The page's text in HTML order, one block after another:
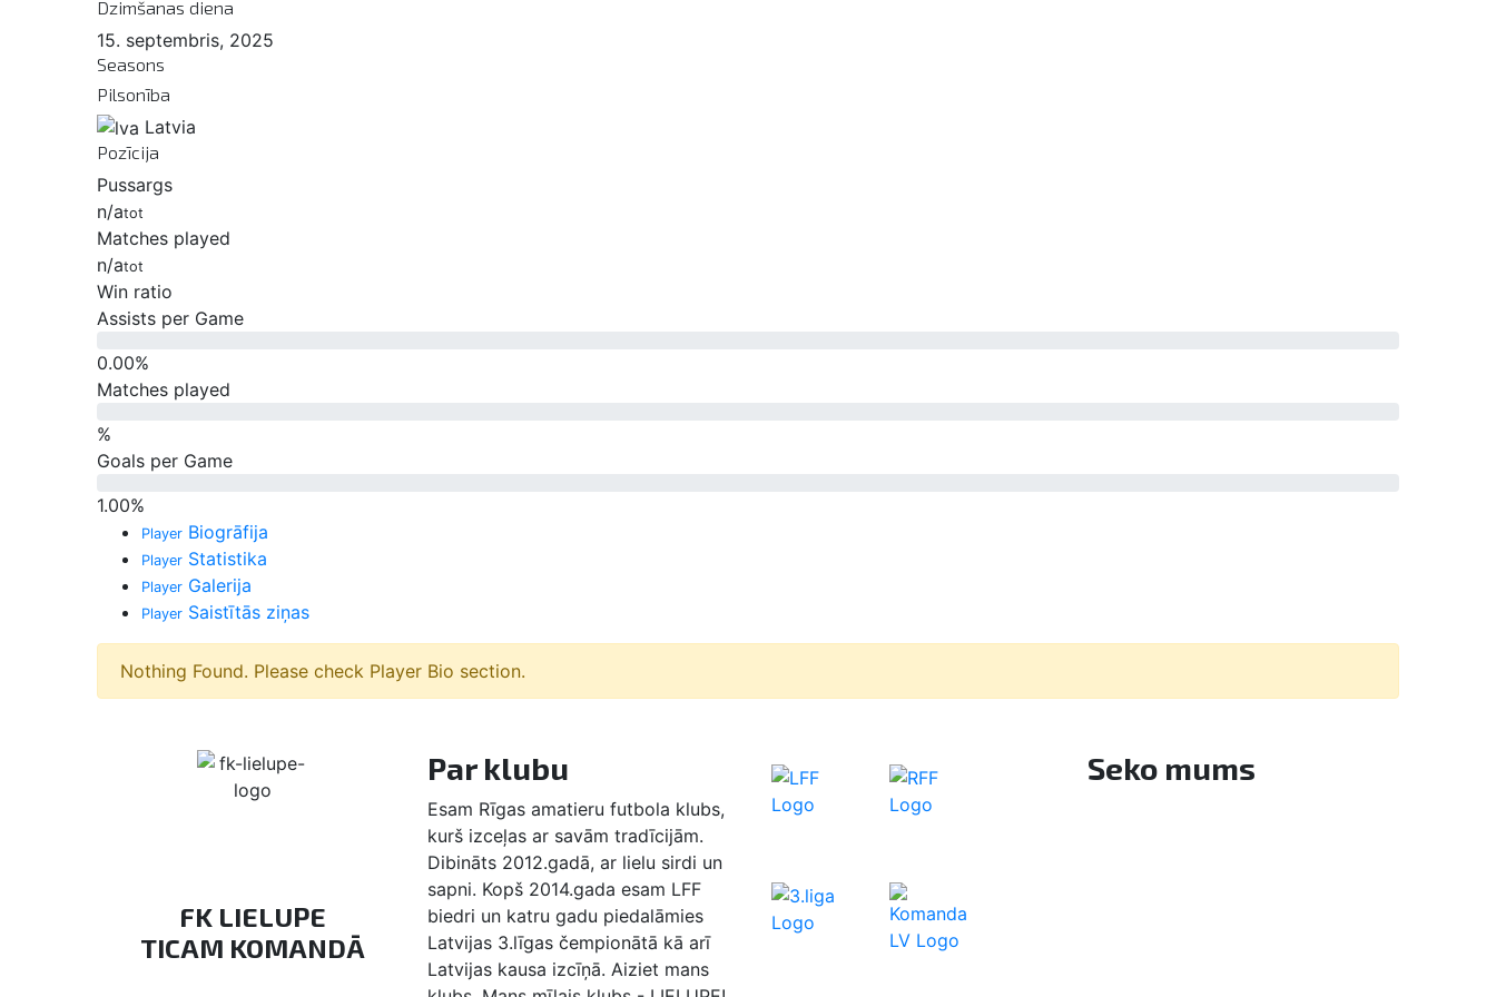
Dzimšanas diena
15. septembris, 2025
Seasons
Pilsonība
Latvia
Pozīcija
Pussargs
n/atot
Matches played
n/atot
Win ratio
Assists per Game
0.00%
Matches played
%
Goals per Game
1.00%
Player Biogrāfija
Player Statistika
Player Galerija
Player Saistītās ziņas
Nothing Found. Please check Player Bio section.
FK LIELUPE
TICAM KOMANDĀ
Par klubu
Esam Rīgas amatieru futbola klubs,
kurš izceļas ar savām tradīcijām.
Dibināts 2012.gadā, ar lielu sirdi un
sapni. Kopš 2014.gada esam LFF
biedri un katru gadu piedalāmies
Latvijas 3.līgas čempionātā kā arī
Latvijas kausa izcīņā. Aiziet mans
Seko mums